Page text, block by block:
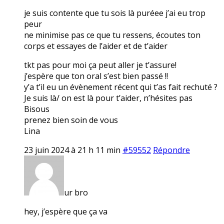
je suis contente que tu sois là puréee j’ai eu trop
peur
ne minimise pas ce que tu ressens, écoutes ton
corps et essayes de l’aider et de t’aider
tkt pas pour moi ça peut aller je t’assure!
j’espère que ton oral s’est bien passé !!
y’a t’il eu un évènement récent qui t’as fait rechuté ?
Je suis là/ on est là pour t’aider, n’hésites pas
Bisous
prenez bien soin de vous
Lina
23 juin 2024 à 21 h 11 min #59552 Répondre
ur bro
hey, j’espère que ça va